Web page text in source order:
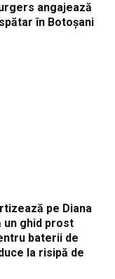
angajează
în Botoșani
pe Diana
un ghid prost
baterii de
la risipă de